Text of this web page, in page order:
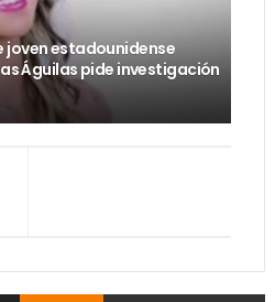
joven estadounidense
Águilas pide investigación